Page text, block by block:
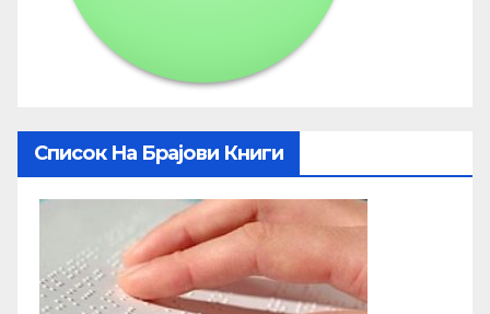
Список На Брајови Книги